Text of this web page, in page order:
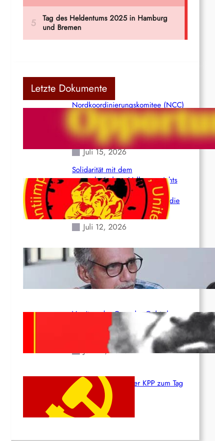
Letzte Dokumente
Nordkoordinierungskomitee (NCC)
der Kommunistischen Partei Indiens
(Maoistisch): Postmoderner
Opportunismus
Juli 15, 2026
Solidarität mit dem
venezolanischem Volk angesichts
der verlorenen Leben und der
katastrophalen Situation durch die
Erdbeben des 24. Juni!
Juli 12, 2026
Indien: „Die Politik der
Kapitulation“ von K. Murali (Ajith)
Juli 1, 2026
Vorsitzender Gonzalo: Gebt das
Leben für die Partei und die
Juni 19, 2026
Beschluss des ZK der KPP zum Tag
des Heldentums
Juni 19, 2026